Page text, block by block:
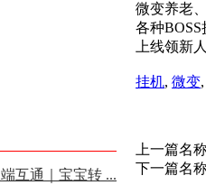
互通｜宝宝转 ...
微变养老
各种BOSS
上线领新
挂机, 微变
上一篇名
下一篇名